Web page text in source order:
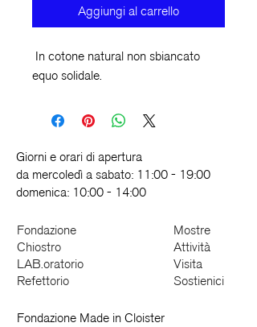
Aggiungi al carrello
In cotone natural non sbiancato
equo solidale.
Giorni e orari di apertura
da mercoledì a sabato: 11:00 - 19:00
domenica: 10:00 - 14:00
Fondazione
Chiostro
LAB.oratorio
Refettorio
Mostre
Attività
Visita
Sostienici
Fondazione Made in Cloister